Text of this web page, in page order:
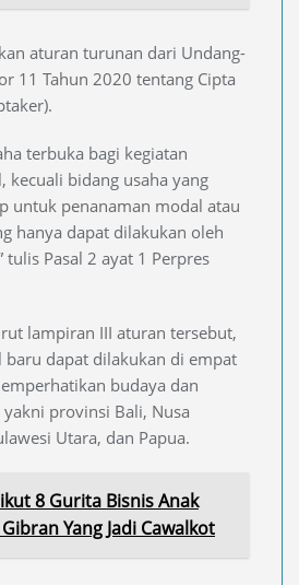
aturan turunan dari Undang-
11 Tahun 2020 tentang Cipta
terbuka bagi kegiatan
kecuali bidang usaha yang
untuk penanaman modal atau
hanya dapat dilakukan oleh
tulis Pasal 2 ayat 1 Perpres
lampiran III aturan tersebut,
baru dapat dilakukan di empat
budaya dan
provinsi Bali, Nusa
Utara, dan Papua.
8 Gurita Bisnis Anak
Yang Jadi Cawalkot